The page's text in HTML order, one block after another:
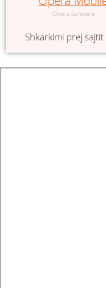
Opera Software
Shkarkimi prej